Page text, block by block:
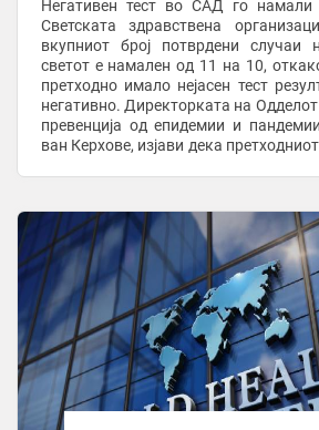
Негативен тест во САД го намали
Светската здравствена
вкупниот број потврдени случаи
светот е намален од 11 на 10,
претходно имало нејасен тест
негативно. Директорката на Одделот за подготвеност и
превенција од епидемии и
ван Керхове, изјави дека